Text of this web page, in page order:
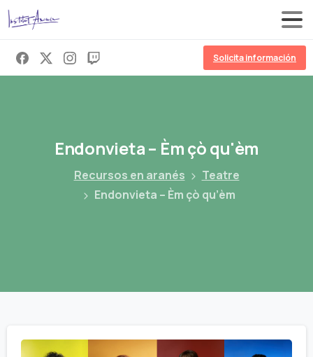
Solicita información
Endonvieta– Èmçòqu'èm
Recursos en aranés
Teatre
Endonvieta – Èm çò qu’èm